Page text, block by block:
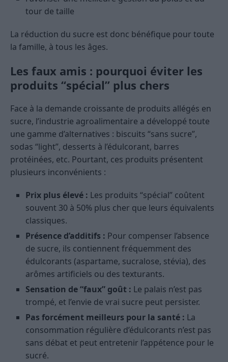
tour de taille
La réduction du sucre est donc bénéfique pour toute
la famille, à tous les âges.
Les faux amis : pourquoi éviter les
produits “spécial” plus chers
Face à la demande croissante de produits allégés en
sucre, l’industrie agroalimentaire a développé toute
une gamme d’alternatives : biscuits “sans sucre”,
sodas “light”, desserts à l’édulcorant, barres
protéinées, etc. Pourtant, ces produits présentent
plusieurs inconvénients :
Prix plus élevé : Les produits “spécial” coûtent
souvent 30 à 50% plus cher que leurs équivalents
classiques.
Présence d’additifs : Pour compenser l’absence
de sucre, ils contiennent fréquemment des
édulcorants (aspartame, sucralose, stévia), des
arômes artificiels ou des texturants.
Sensation de “faux” goût : Le palais n’est pas
trompé, et l’envie de vrai sucre peut persister.
Pas forcément meilleurs pour la santé : La
consommation régulière d’édulcorants n’est pas
sans débat et peut entretenir l’appétence pour le
sucré.